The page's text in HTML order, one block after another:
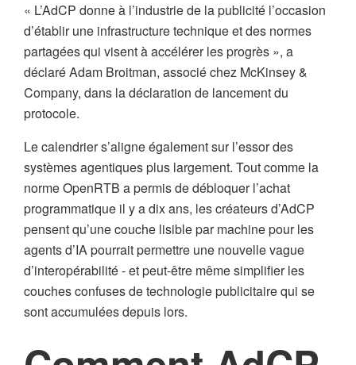
« L’AdCP donne à l’industrie de la publicité l’occasion
d’établir une infrastructure technique et des normes
partagées qui visent à accélérer les progrès », a
déclaré Adam Broitman, associé chez McKinsey &
Company, dans la déclaration de lancement du
protocole.
Le calendrier s’aligne également sur l’essor des
systèmes agentiques plus largement. Tout comme la
norme OpenRTB a permis de débloquer l’achat
programmatique il y a dix ans, les créateurs d’AdCP
pensent qu’une couche lisible par machine pour les
agents d’IA pourrait permettre une nouvelle vague
d’interopérabilité - et peut-être même simplifier les
couches confuses de technologie publicitaire qui se
sont accumulées depuis lors.